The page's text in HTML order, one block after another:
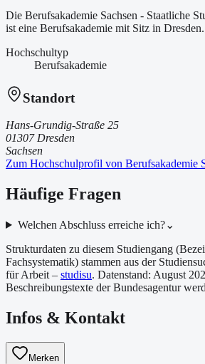
Die Berufsakademie Sachsen - Staatliche
ist eine Berufsakademie mit Sitz in Dresden.
Hochschultyp
Berufsakademie
Standort
Hans-Grundig-Straße 25
01307 Dresden
Sachsen
Zum Hochschulprofil von Berufsakademie
Häufige Fragen
Welchen Abschluss erreiche ich?⌄
Strukturdaten zu diesem Studiengang
Fachsystematik) stammen aus der
für Arbeit – studisu. Datenstand: August
Beschreibungstexte der Bundesagentur
Infos & Kontakt
Merken